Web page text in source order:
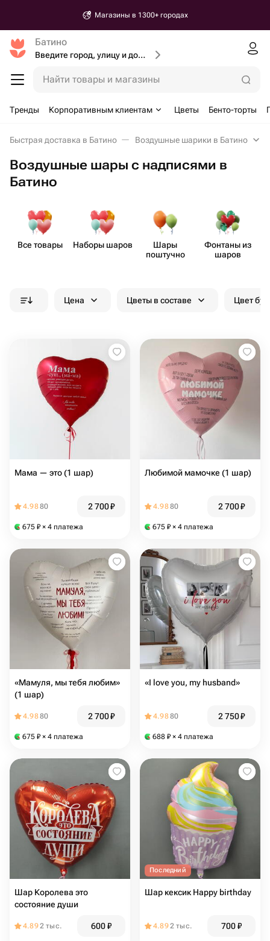
Магазины в 1300+ городах
Батино
Введите город, улицу и дом доставки
Найти товары и магазины
Тренды Корпоративным клиентам Цветы Бенто-торты
Быстрая доставка в Батино Воздушные шарики в Батино
Воздушные шары с надписями в
Батино
Все товары Наборы шаров
Шары
поштучно
Фонтаны из
шаров
Цена Цветы в составе Цвет
Мама — это (1 шар)
4.9880 2 700₽
675 ₽ × 4 платежа
Любимой мамочке (1 шар)
4.9880 2 700₽
675 ₽ × 4 платежа
«Мамуля, мы тебя любим»
(1 шар)
4.9880 2 700₽
675 ₽ × 4 платежа
«I love you, my husband»
4.9880 2 750₽
688 ₽ × 4 платежа
Шар Королева это
состояние души
4.892 тыс. 600₽
Последний
Шар кексик Happy birthday
4.892 тыс. 700₽